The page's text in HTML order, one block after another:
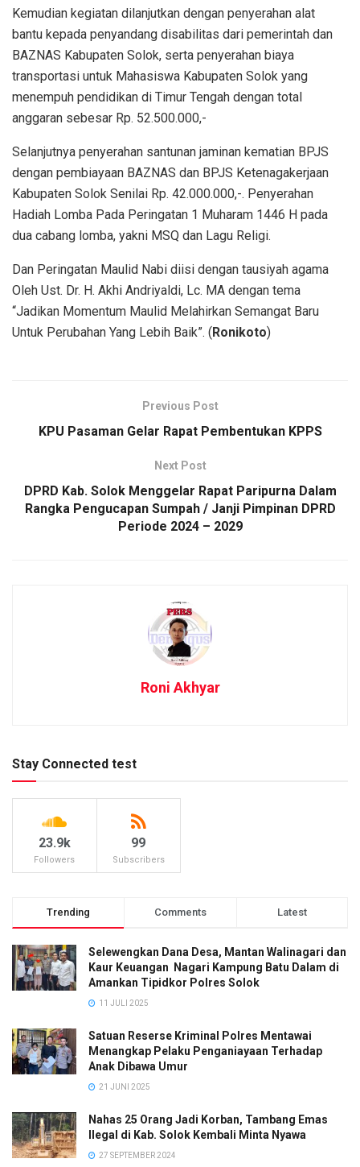
Kemudian kegiatan dilanjutkan dengan penyerahan alat
bantu kepada penyandang disabilitas dari pemerintah dan
BAZNAS Kabupaten Solok, serta penyerahan biaya
transportasi untuk Mahasiswa Kabupaten Solok yang
menempuh pendidikan di Timur Tengah dengan total
anggaran sebesar Rp. 52.500.000,-
Selanjutnya penyerahan santunan jaminan kematian BPJS
dengan pembiayaan BAZNAS dan BPJS Ketenagakerjaan
Kabupaten Solok Senilai Rp. 42.000.000,-. Penyerahan
Hadiah Lomba Pada Peringatan 1 Muharam 1446 H pada
dua cabang lomba, yakni MSQ dan Lagu Religi.
Dan Peringatan Maulid Nabi diisi dengan tausiyah agama
Oleh Ust. Dr. H. Akhi Andriyaldi, Lc. MA dengan tema
“Jadikan Momentum Maulid Melahirkan Semangat Baru
Untuk Perubahan Yang Lebih Baik”. (Ronikoto)
Previous Post
KPU Pasaman Gelar Rapat Pembentukan KPPS
Next Post
DPRD Kab. Solok Menggelar Rapat Paripurna Dalam
Rangka Pengucapan Sumpah / Janji Pimpinan DPRD
Periode 2024 – 2029
Roni Akhyar
Stay Connected test
23.9k
Followers
99
Subscribers
Trending Comments Latest
Selewengkan Dana Desa, Mantan Walinagari dan
Kaur Keuangan Nagari Kampung Batu Dalam di
Amankan Tipidkor Polres Solok
11 JULI 2025
Satuan Reserse Kriminal Polres Mentawai
Menangkap Pelaku Penganiayaan Terhadap
Anak Dibawa Umur
21 JUNI 2025
Nahas 25 Orang Jadi Korban, Tambang Emas
Ilegal di Kab. Solok Kembali Minta Nyawa
27 SEPTEMBER 2024